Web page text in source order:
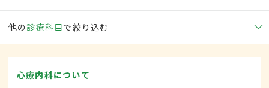
他の 診療科目で絞り込む
心療内科について